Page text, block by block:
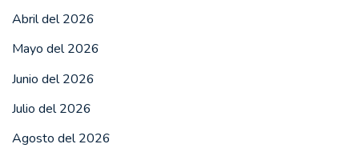
Abril del 2026
Mayo del 2026
Junio del 2026
Julio del 2026
Agosto del 2026